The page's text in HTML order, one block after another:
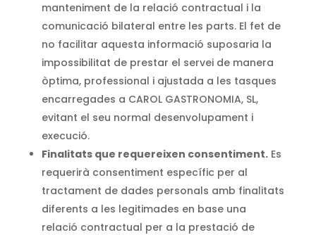
manteniment de la relació contractual i la
comunicació bilateral entre les parts. El fet de
no facilitar aquesta informació suposaria la
impossibilitat de prestar el servei de manera
òptima, professional i ajustada a les tasques
encarregades a CAROL GASTRONOMIA, SL,
evitant el seu normal desenvolupament i
execució.
Finalitats que requereixen consentiment. Es
requerirà consentiment específic per al
tractament de dades personals amb finalitats
diferents a les legitimades en base una
relació contractual per a la prestació de